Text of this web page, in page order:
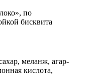
по
бисквита
меланж, агар-
кислота,